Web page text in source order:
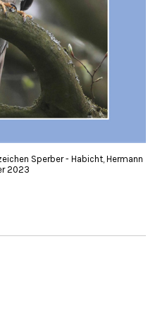
Sperber - Habicht, Hermann
2023